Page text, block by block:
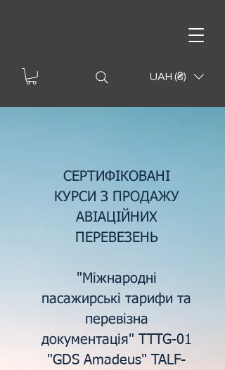
UAH (₴)
СЕРТИФІКОВАНІ
КУРСИ З ПРОДАЖУ
АВІАЦІЙНИХ
ПЕРЕВЕЗЕНЬ
" Міжнародні
пасажирські тарифи та
перевізна
документація" TTTG-01
"GDS Amadeus" TALF-